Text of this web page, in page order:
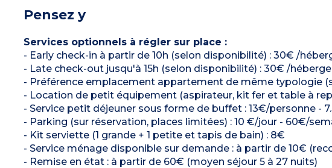
Pensez y
Services optionnels à régler sur place :
- Early check-in à partir de 10h (selon disponibilité) : 30€ /
- Late check-out jusqu'à 15h (selon disponibilité) : 30€ /
- Préférence emplacement appartement de même typologie
- Location de petit équipement (aspirateur, kit fer et table à
- Service petit déjeuner sous forme de buffet : 13€/personne -
- Parking (sur réservation, places limitées) : 10 €/jour - 60€/
- Kit serviette (1 grande + 1 petite et tapis de bain) : 8€
- Service ménage disponible sur demande : à partir de 10€
- Remise en état : à partir de 60€ (moyen séjour 5 à 27 nuits)